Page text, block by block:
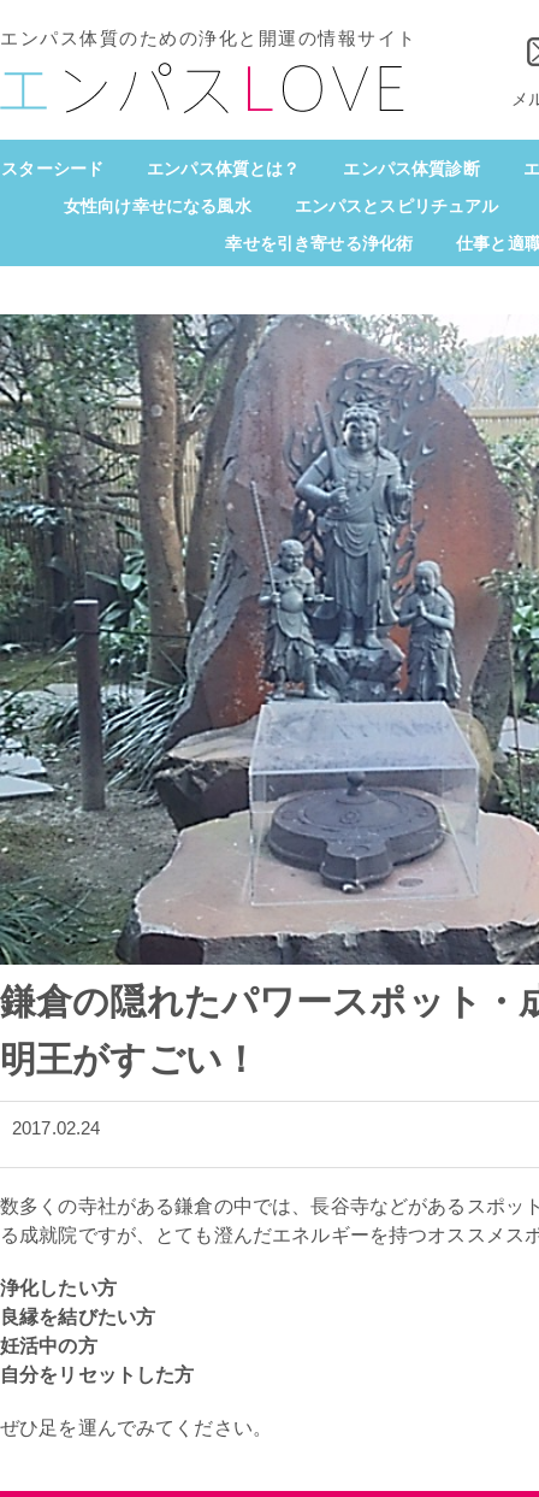
エンパス体質のための浄化と開運の情報サイト
メ
スターシード エンパス体質とは？ エンパス体質診断
女性向け幸せになる風水
エンパスとスピリチュアル
幸せを引き寄せる浄化術
仕事と適
鎌倉の隠れたパワースポット・
明王がすごい！
2017.02.24
数多くの寺社がある鎌倉の中では、長谷寺などがあるスポッ
る成就院ですが、とても澄んだエネルギーを持つオススメス
浄化したい方
良縁を結びたい方
妊活中の方
自分をリセットした方
ぜひ足を運んでみてください。